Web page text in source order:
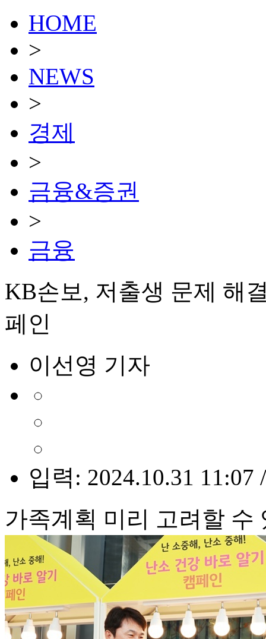
HOME
>
NEWS
>
경제
>
금융&증권
>
금융
KB손보, 저출생 문제 해
페인
이선영 기자
입력: 2024.10.31 11:07
가족계획 미리 고려할 수